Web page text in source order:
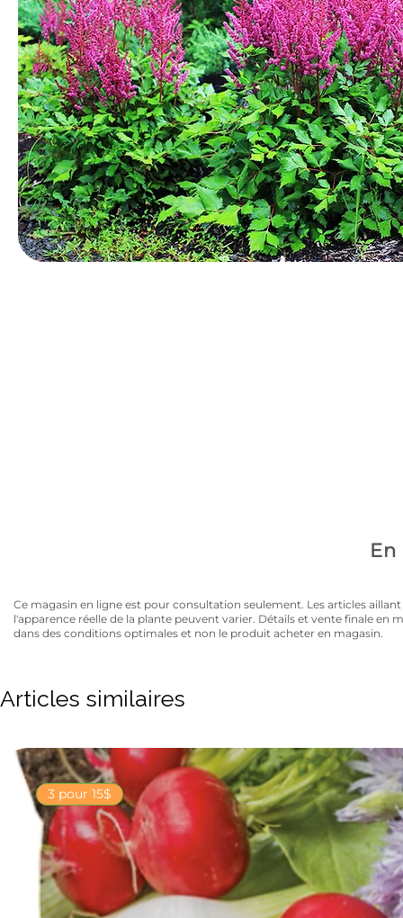
Ce magasin en ligne est pour consultation seulement. Les articles
l'apparence réelle de la plante peuvent varier. Détails et vente finale
dans des conditions optimales et non le produit acheter en magasin.
Articles similaires
3 pour 15$